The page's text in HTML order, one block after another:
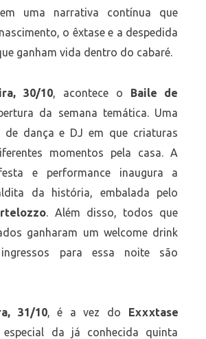
uma narrativa contínua que
o êxtase e a despedida
ganham vida dentro do cabaré.
30/10, acontece o Baile de
da semana temática. Uma
dança e DJ em que criaturas
momentos pela casa. A
e performance inaugura a
da história, embalada pelo
. Além disso, todos que
ganharam um welcome drink
para essa noite são
31/10, é a vez do
Exxxtase
da já conhecida quinta